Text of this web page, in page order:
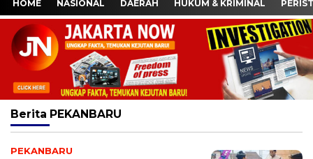
HOME NASIONAL DAERAH HUKUM & KRIMINAL
Berita PEKANBARU
PEKANBARU